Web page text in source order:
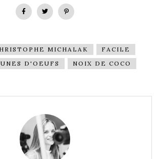
MICHALAK
FACILE
D'OEUFS NOIX DE COCO